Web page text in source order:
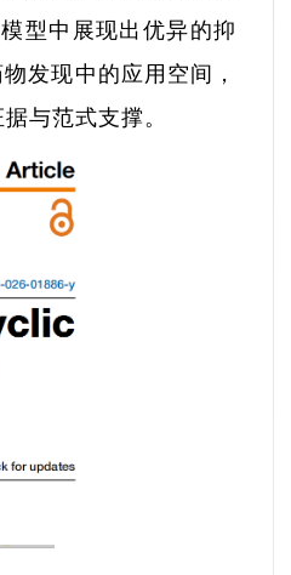
型中展现出优异的抑
发现中的应用空间，
与范式支撑。